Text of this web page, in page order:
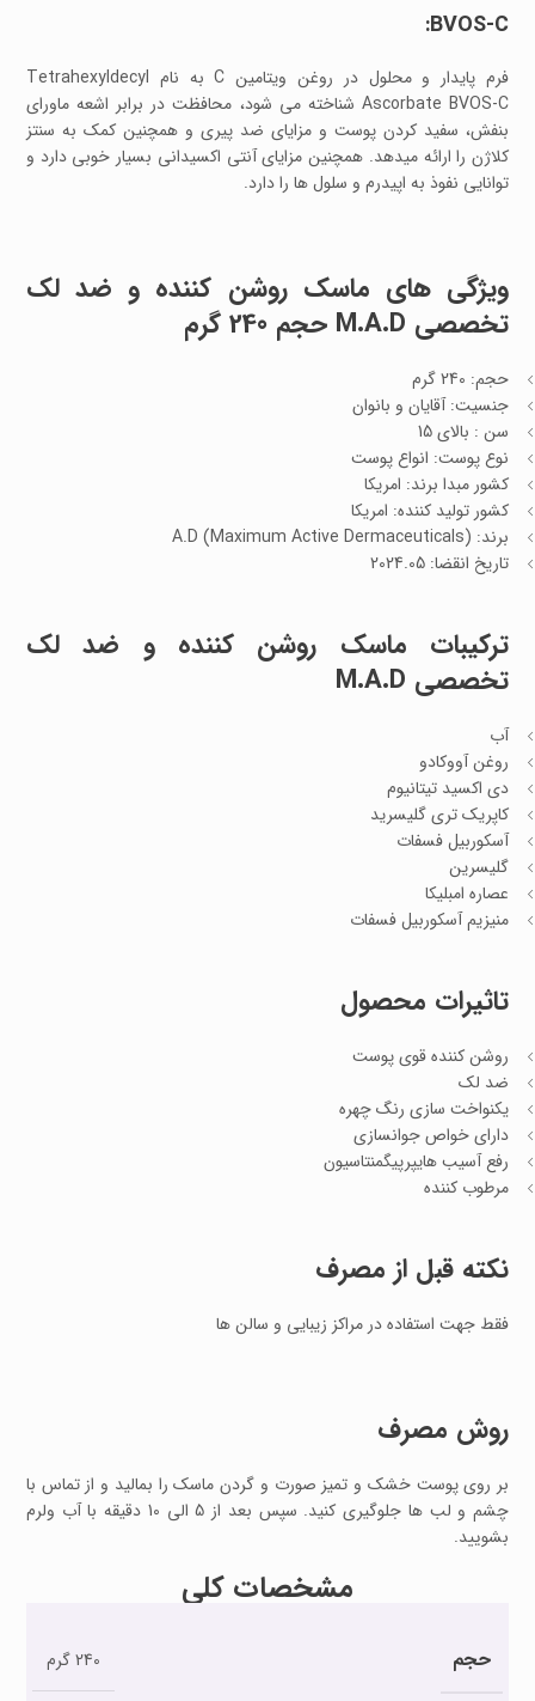
BVOS-C:
فرم پایدار و محلول در روغن ویتامین C به نام Tetrahexyldecyl
Ascorbate BVOS-C شناخته می شود، محافظت در برابر اشعه ماورای
بنفش، سفید کردن پوست و مزایای ضد پیری و همچنین کمک به سنتز
کلاژن را ارائه میدهد. همچنین مزایای آنتی اکسیدانی بسیار خوبی دارد و
توانایی نفوذ به اپیدرم و سلول ها را دارد.
ویژگی های ماسک روشن کننده و ضد لک
تخصصی M.A.D حجم 240 گرم
حجم: 240 گرم
جنسیت: آقایان و بانوان
سن : بالای 15
نوع پوست: انواع پوست
کشور مبدا برند: امریکا
کشور تولید کننده: امریکا
برند: A.D (Maximum Active Dermaceuticals)
تاریخ انقضا: 2024.05
ترکیبات ماسک روشن کننده و ضد لک
تخصصی M.A.D
آب
روغن آووکادو
دی اکسید تیتانیوم
کاپریک تری گلیسرید
آسکوربیل فسفات
گلیسرین
عصاره امبلیکا
منیزیم آسکوربیل فسفات
تاثیرات محصول
روشن کننده قوی پوست
ضد لک
یکنواخت سازی رنگ چهره
دارای خواص جوانسازی
رفع آسیب هایپرپیگمنتاسیون
مرطوب کننده
نکته قبل از مصرف
فقط جهت استفاده در مراکز زیبایی و سالن ها
روش مصرف
بر روی پوست خشک و تمیز صورت و گردن ماسک را بمالید و از تماس با
چشم و لب ها جلوگیری کنید. سپس بعد از 5 الی 10 دقیقه با آب ولرم
بشویید.
مشخصات کلی
حجم 240 گرم